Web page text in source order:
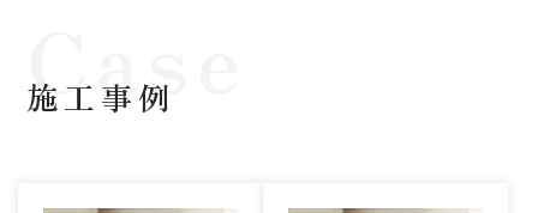
施工事例